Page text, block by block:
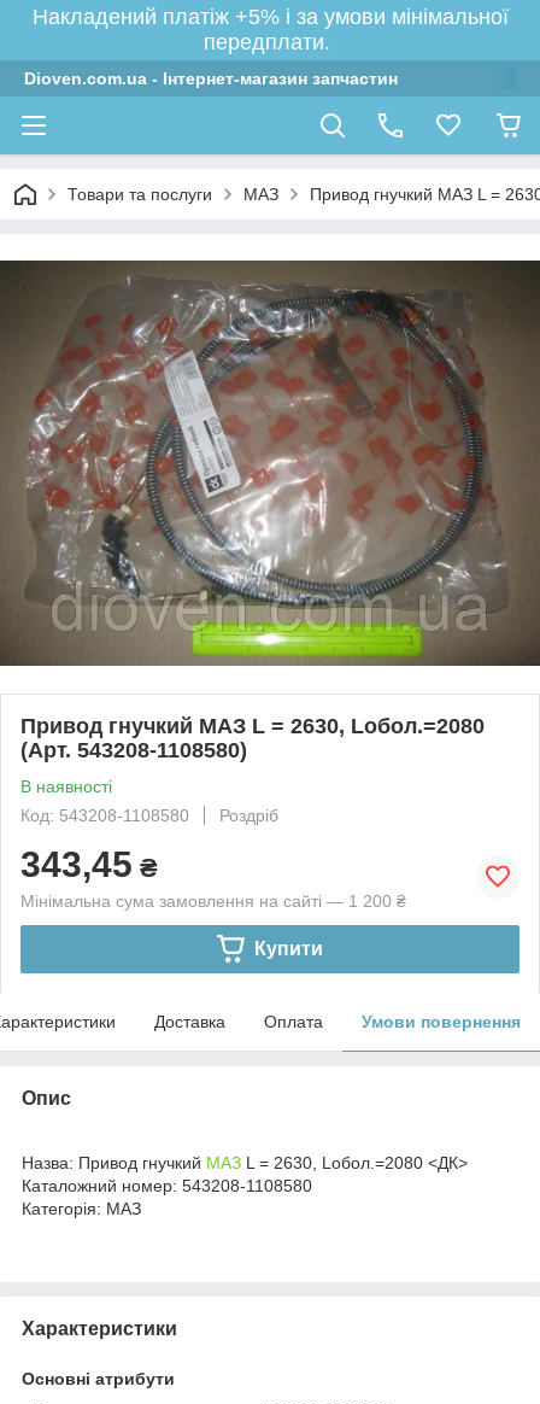
Накладений платіж +5% і за умови мінімальної
передплати.
Dioven.com.ua - Інтернет-магазин запчастин
Товари та послуги МАЗ Привод гнучкий МАЗ L =
Привод гнучкий МАЗ L = 2630, Loбол.=2080
(Арт. 543208-1108580)
В наявності
Код: 543208-1108580
Роздріб
343,45 ₴
Мінімальна сума замовлення на сайті — 1 200 ₴
Купити
Доставка Оплата Умови повернення
Опис
Назва: Привод гнучкий МАЗ L = 2630, Loбол.=2080 <ДК>
Каталожний номер: 543208-1108580
Категорія: МАЗ
Характеристики
Основні атрибути